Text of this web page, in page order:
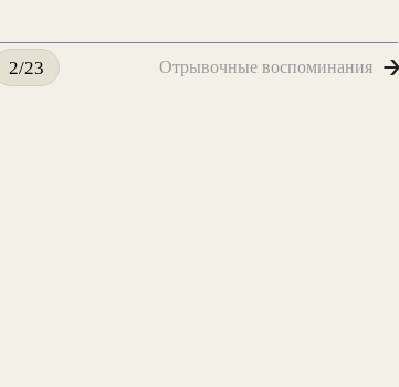
2/23 Отрывочные воспоминания